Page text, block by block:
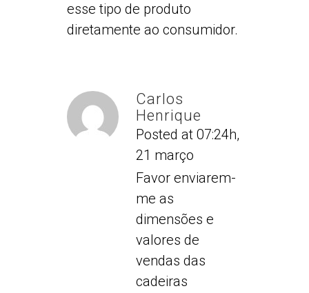
esse tipo de produto
diretamente ao consumidor.
Carlos
Henrique
Posted at 07:24h,
21 março
Favor enviarem-
me as
dimensões e
valores de
vendas das
cadeiras